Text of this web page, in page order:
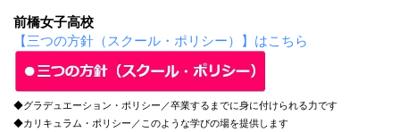
前橋女子高校
【三つの方針（スクール・ポリシー）】はこちら
◆グラデュエーション・ポリシー／卒業するまでに身に付けられる力です
◆カリキュラム・ポリシー／このような学びの場を提供します